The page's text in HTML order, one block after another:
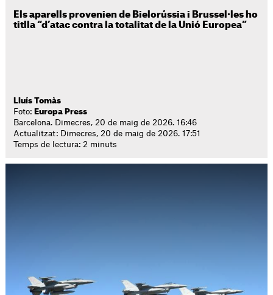
Els aparells provenien de Bielorússia i Brussel·les ho
titlla “d’atac contra la totalitat de la Unió Europea”
Lluís Tomàs
Foto: Europa Press
Barcelona. Dimecres, 20 de maig de 2026. 16:46
Actualitzat: Dimecres, 20 de maig de 2026. 17:51
Temps de lectura: 2 minuts